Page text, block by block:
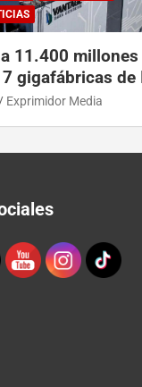
11.400 millones
gigafábricas de
a EEUU y
Exprimidor Media
Channel ID